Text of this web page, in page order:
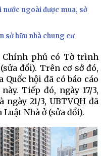
ngoài được mua, sở
sở hữu nhà chung cư
Chính phủ có Tờ trình
đổi). Trên cơ sở đó,
Quốc hội đã có báo cáo
Tiếp đó, ngày 17/3,
21/3, UBTVQH đã
Nhà ở (sửa đổi).